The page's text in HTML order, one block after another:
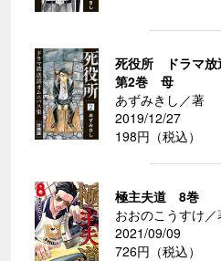
死役所 ドラマ放
第2巻 母
あずみきし／著
2019/12/27
198円（税込）
極主夫道 8巻
おおのこうすけ／
2021/09/09
726円（税込）